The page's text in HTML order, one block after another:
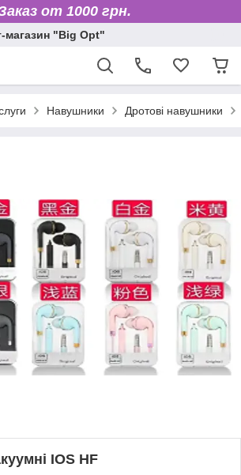
от 1000 грн.
магазин "Big Opt"
Навушники Дротові навушники
IOS HF